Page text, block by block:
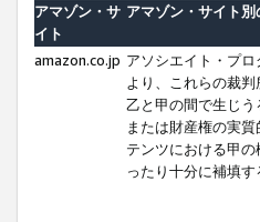
アマゾン・サ
イト
アマゾン・サイト
amazon.co.jp アソシエイト・プ
より、これらの裁
乙と甲の間で生じ
または財産権の実
テンツにおける甲
ったり十分に補填